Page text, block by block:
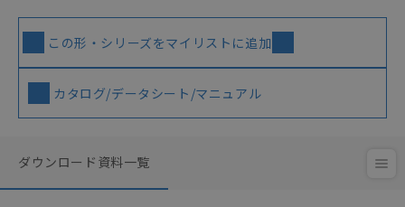
この形・シリーズをマイリストに追加
カタログ/データシート/マニュアル
ダウンロード資料一覧